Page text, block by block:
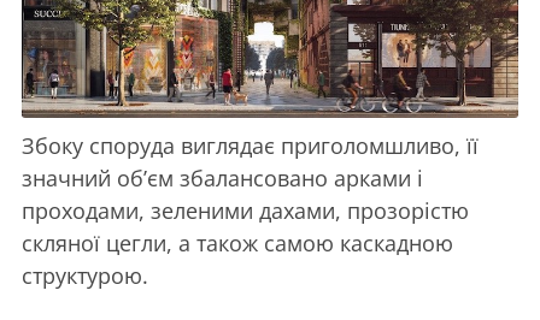
Збоку споруда виглядає приголомшливо, її
значний об’єм збалансовано арками і
проходами, зеленими дахами, прозорістю
скляної цегли, а також самою каскадною
структурою.